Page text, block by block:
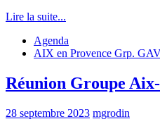
Lire la suite...
Agenda
AIX en Provence Grp.
Réunion Groupe
28 septembre 2023 mgrodin